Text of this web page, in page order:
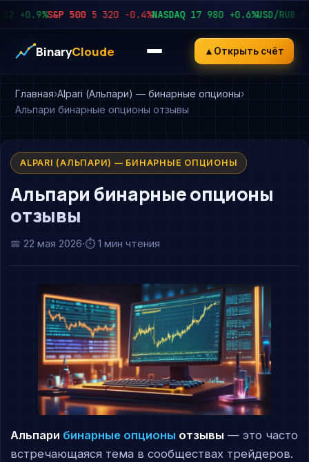
S&P 500 5 320 −0.4%NASDAQ 17 980 +0.6%USD/RUB 92.45
BinaryCloude ▲ Открыть счёт
Главная Alpari (Альпари) — бинарные опционы
Альпари бинарные опционы отзывы
ALPARI (АЛЬПАРИ) — БИНАРНЫЕ ОПЦИОНЫ
Альпари бинарные опционы
отзывы
📅22 мая 2026·⏱ 1 мин чтения
Альпари бинарные опционы отзывы — это часто
встречающаяся тема в сообществах трейдеров.